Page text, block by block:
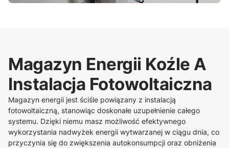
Magazyn Energii Koźle A
Instalacja Fotowoltaiczna
Magazyn energii jest ściśle powiązany z instalacją
fotowoltaiczną, stanowiąc doskonałe uzupełnienie całego
systemu. Dzięki niemu masz możliwość efektywnego
wykorzystania nadwyżek energii wytwarzanej w ciągu dnia, co
przyczynia się do zwiększenia autokonsumpcji oraz obniżenia